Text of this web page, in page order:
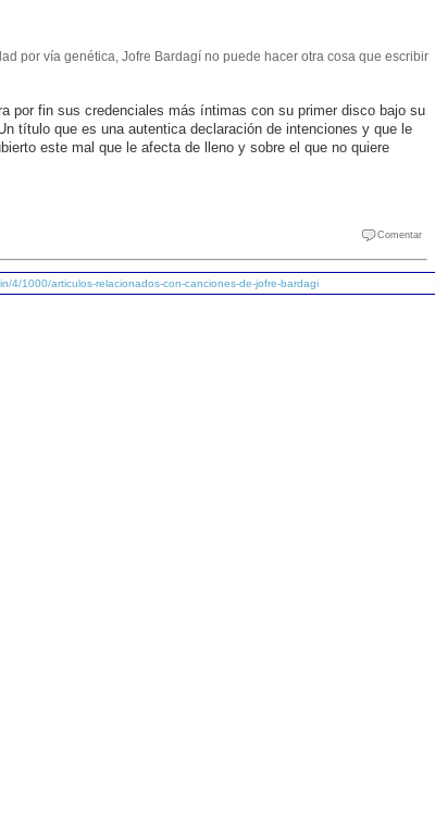
por vía genética, Jofre Bardagí no puede hacer otra cosa que escribir
por fin sus credenciales más íntimas con su primer disco bajo su
título que es una autentica declaración de intenciones y que le
este mal que le afecta de lleno y sobre el que no quiere
Comentar
4/1000/articulos-relacionados-con-canciones-de-jofre-bardagi